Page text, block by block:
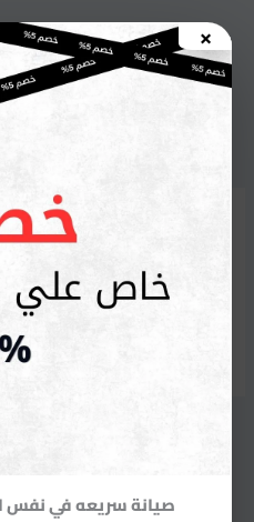
×
صيانة سريعه في نفس
إلى
المحتوى
شركة أريستون
الكهربائية